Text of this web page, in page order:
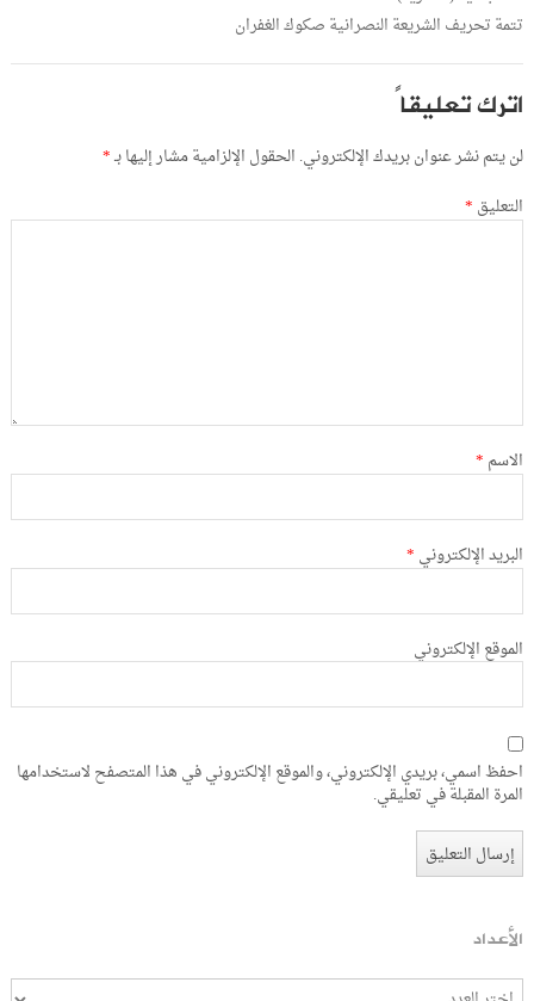
تتمة تحريف الشريعة النصرانية صكوك الغفران
اترك تعليقاً
لن يتم نشر عنوان بريدك الإلكتروني. الحقول الإلزامية مشار إليها بـ*
التعليق *
الاسم *
البريد الإلكتروني *
الموقع الإلكتروني
احفظ اسمي، بريدي الإلكتروني، والموقع الإلكتروني في هذا المتصفح لاستخدامها
المرة المقبلة في تعليقي.
الأعداد